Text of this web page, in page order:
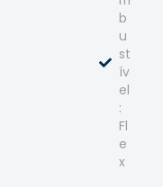
b
u
st
ív
el
:
Fl
e
x